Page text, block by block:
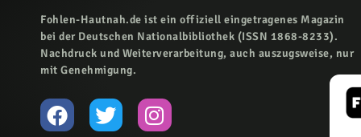
Fohlen-Hautnah.de ist ein offiziell eingetragenes Magazin
bei der Deutschen Nationalbibliothek (ISSN 1868-8233).
Nachdruck und Weiterverarbeitung, auch auszugsweise, nur
mit Genehmigung.